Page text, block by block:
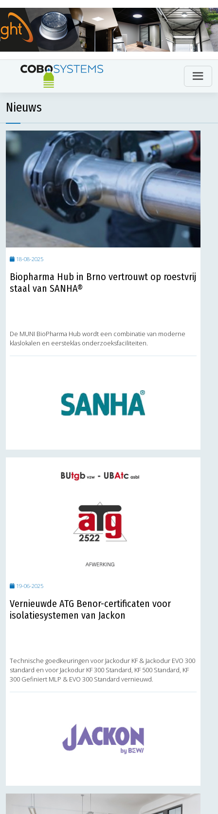
Nieuws
18-08-2025
Biopharma Hub in Brno vertrouwt op roestvrij
staal van SANHA®
De MUNI BioPharma Hub wordt een combinatie van moderne
klaslokalen en eersteklas onderzoeksfaciliteiten.
19-06-2025
Vernieuwde ATG Benor-certificaten voor
isolatiesystemen van Jackon
Technische goedkeuringen voor Jackodur KF & Jackodur EVO 300
standard en voor Jackodur KF 300 Standard, KF 500 Standard, KF
300 Gefiniert MLP & EVO 300 Standard vernieuwd.